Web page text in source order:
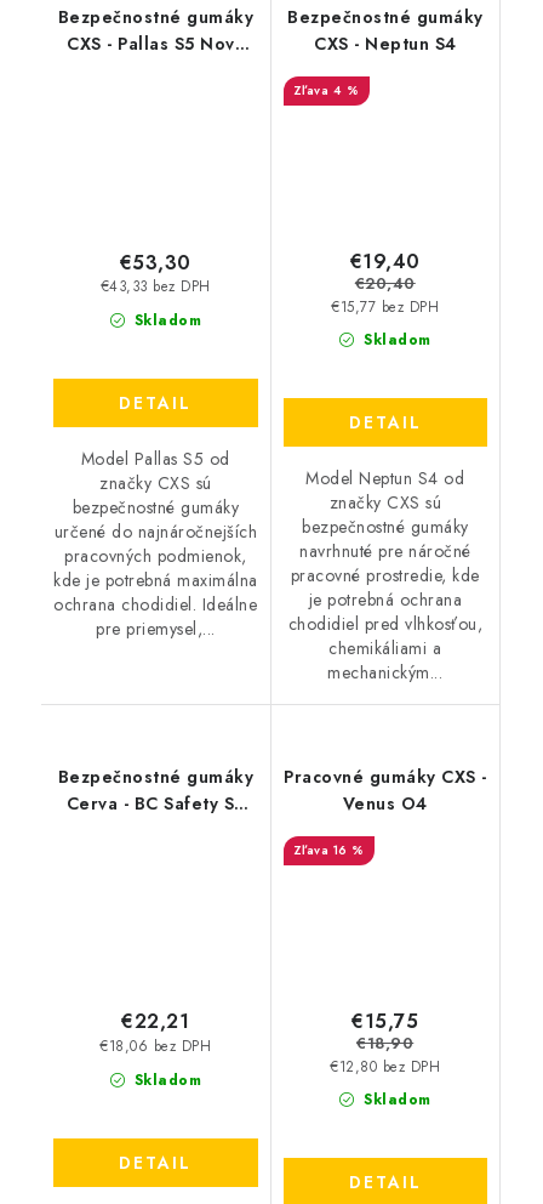
Bezpečnostné gumáky
CXS - Pallas S5 Nový
Skladom
€43,33 bez DPH
€53,30
DETAIL
Model Pallas S5 od
značky CXS sú
bezpečnostné gumáky
určené do najnáročnejších
pracovných podmienok,
kde je potrebná maximálna
ochrana chodidiel. Ideálne
pre priemysel,...
Bezpečnostné gumáky
CXS - Neptun S4
4 %
Skladom
€15,77 bez DPH
€19,40
€20,40
DETAIL
Model Neptun S4 od
značky CXS sú
bezpečnostné gumáky
navrhnuté pre náročné
pracovné prostredie, kde
je potrebná ochrana
chodidiel pred vlhkosťou,
chemikáliami a
mechanickým...
Bezpečnostné gumáky
Cerva - BC Safety S5
Skladom
€18,06 bez DPH
€22,21
DETAIL
Pracovné gumáky CXS -
Venus O4
16 %
Skladom
€12,80 bez DPH
€15,75
€18,90
DETAIL